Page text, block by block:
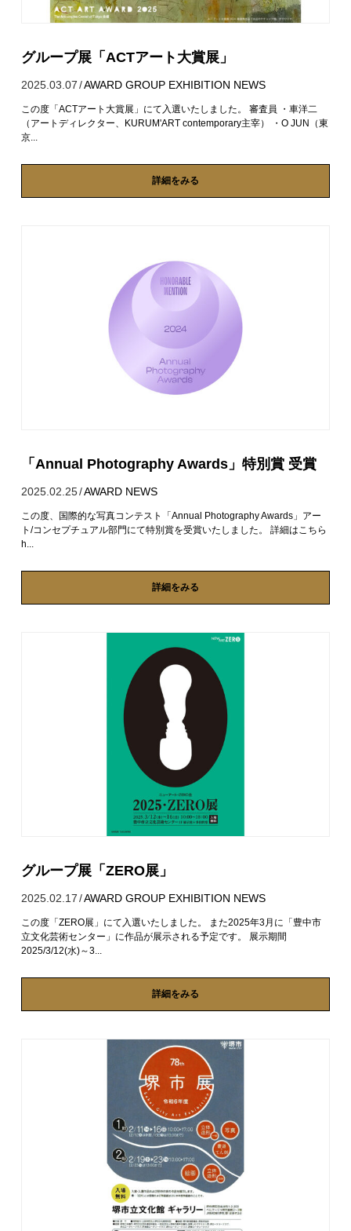
グループ展「ACTアート大賞展」
2025.03.07 /AWARD GROUP EXHIBITION NEWS
この度「ACTアート大賞展」にて入選いたしました。 審査員 ・車洋二
（アートディレクター、KURUM'ART contemporary主宰） ・O JUN（東
京...
詳細をみる
「Annual Photography Awards」特別賞 受賞
2025.02.25/AWARD NEWS
この度、国際的な写真コンテスト「Annual Photography Awards」アー
ト/コンセプチュアル部門にて特別賞を受賞いたしました。 詳細はこちら
h...
詳細をみる
グループ展「ZERO展」
2025.02.17 /AWARD GROUP EXHIBITION NEWS
この度「ZERO展」にて入選いたしました。 また2025年3月に「豊中市
立文化芸術センター」に作品が展示される予定です。 展示期間
2025/3/12(水)～3...
詳細をみる